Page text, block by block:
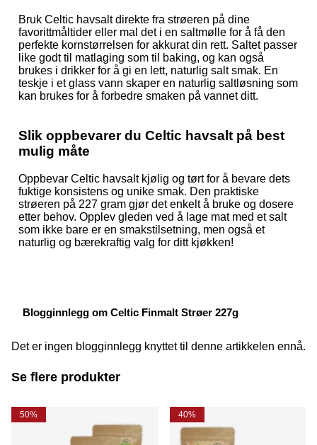
Bruk Celtic havsalt direkte fra strøeren på dine
favorittmåltider eller mal det i en saltmølle for å få den
perfekte kornstørrelsen for akkurat din rett. Saltet passer
like godt til matlaging som til baking, og kan også
brukes i drikker for å gi en lett, naturlig salt smak. En
teskje i et glass vann skaper en naturlig saltløsning som
kan brukes for å forbedre smaken på vannet ditt.
Slik oppbevarer du Celtic havsalt på best
mulig måte
Oppbevar Celtic havsalt kjølig og tørt for å bevare dets
fuktige konsistens og unike smak. Den praktiske
strøeren på 227 gram gjør det enkelt å bruke og dosere
etter behov. Opplev gleden ved å lage mat med et salt
som ikke bare er en smakstilsetning, men også et
naturlig og bærekraftig valg for ditt kjøkken!
Blogginnlegg om Celtic Finmalt Strøer 227g
Det er ingen blogginnlegg knyttet til denne artikkelen ennå.
Se flere produkter
50% 40%